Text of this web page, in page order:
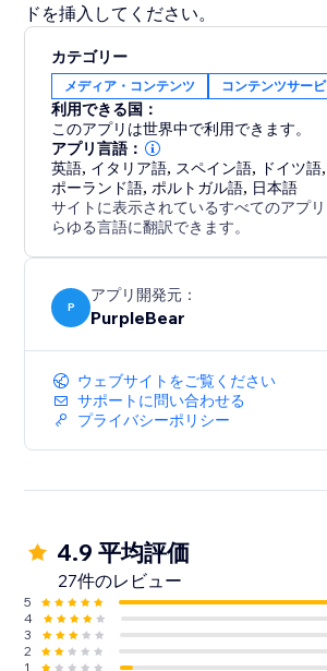
ドを挿入してください。
カテゴリー
メディア・コンテンツ コンテンツサー
利用できる国：
このアプリは世界中で利用できます。
アプリ言語：
英語, イタリア語, スペイン語, ドイツ語,
ポーランド語, ポルトガル語, 日本語
サイトに表示されているすべてのアプ
らゆる言語に翻訳できます。
P
アプリ開発元：
PurpleBear
ウェブサイトをご覧ください
サポートに問い合わせる
プライバシーポリシー
4.9 平均評価
27件のレビュー
5
4
3
2
1